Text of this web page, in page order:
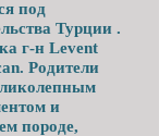
под
Турции .
г-н Levent
Родители
и
породе,